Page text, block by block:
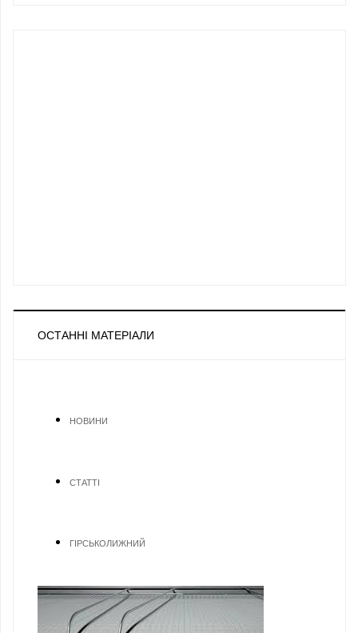
ОСТАННІ МАТЕРІАЛИ
НОВИНИ
СТАТТІ
ГІРСЬКОЛИЖНИЙ